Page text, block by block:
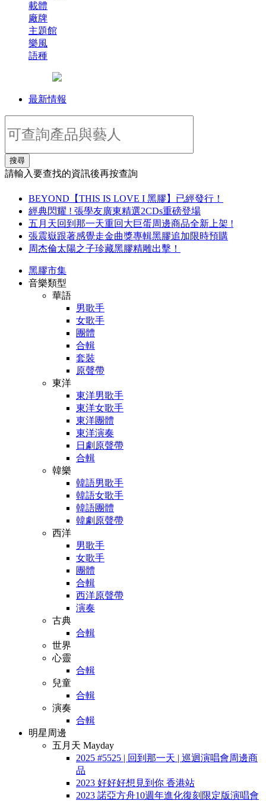
載體
廠牌
主題館
樂風
語種
最新情報
搜尋
請輸入要查找的資訊後再按查詢
BEYOND【THIS IS LOVE I 黑膠】已經發行！
經典閃耀 ! 張學友廣東精選2CDs重磅登場
五月天回到那一天重回大巨蛋周邊商品全新上架 !
張震嶽跟著感覺走金曲獎專輯黑膠追加限時預購
周杰倫太陽之子珍藏黑膠精雕出擊！
黑膠市集
音樂類型
華語
男歌手
女歌手
團體
合輯
套裝
原聲帶
東洋
東洋男歌手
東洋女歌手
東洋團體
東洋演奏
日劇原聲帶
合輯
韓樂
韓語男歌手
韓語女歌手
韓語團體
韓劇原聲帶
西洋
男歌手
女歌手
團體
合輯
西洋原聲帶
演奏
古典
合輯
世界
心靈
合輯
兒童
合輯
演奏
合輯
明星周邊
五月天 Mayday
2025 #5525 | 回到那一天 | 巡迴演唱會周邊商
品
2023 好好好想見到你 香港站
2023 諾亞方舟10週年進化復刻限定版演唱會